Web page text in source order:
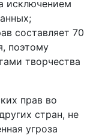
исключением
составляет 70
поэтому
творчества
прав во
стран, не
угроза